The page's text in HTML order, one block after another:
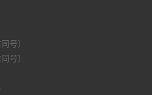
号）
号）